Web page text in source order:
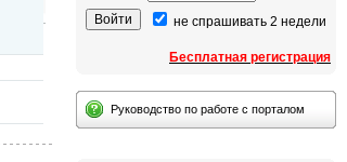
не спрашивать 2 недели
Бесплатная регистрация
Руководство по работе с порталом